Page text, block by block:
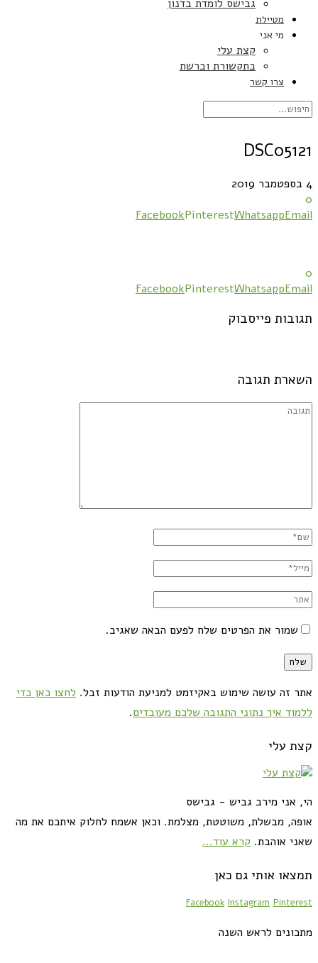
גבישס לומדת בדנון
מטיילת
מי אני
קצת עלי
בתקשורת וברשת
צרו קשר
DSC05121
4 בספטמבר 2019
0
FacebookPinterestWhatsappEmail
0
FacebookPinterestWhatsappEmail
תגובות פייסבוק
השארת תגובה
שמור את הפרטים שלח לפעם הבאה שאגיב.
אתר זה עושה שימוש באקיזמט למניעת הודעות זבל. לחצו כאן כדי
ללמוד איך נתוני התגובה שלכם מעובדים.
קצת עלי
הי, אני מירב גביש - גבישס
אופה, מבשלת, משוטטת, מצלמת. וכאן אשמח לחלוק איתכם את מה
שאני אוהבת. קרא עוד...
תמצאו אותי גם כאן
Facebook Instagram Pinterest
מתכונים לראש השנה